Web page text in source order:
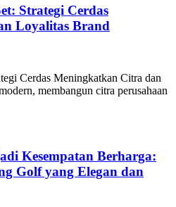
Strategi Cerdas
Loyalitas Brand
Cerdas Meningkatkan Citra dan
membangun citra perusahaan
Kesempatan Berharga:
Golf yang Elegan dan